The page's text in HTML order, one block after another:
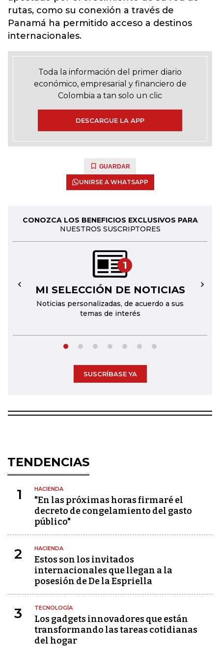
rutas, como su conexión a través de
Panamá ha permitido acceso a destinos
internacionales.
Toda la información del primer diario
económico, empresarial y financiero de
Colombia a tan solo un clic
DESCARGUE LA APP
GUARDAR
UNIRSE A WHATSAPP
CONOZCA LOS BENEFICIOS EXCLUSIVOS PARA
NUESTROS SUSCRIPTORES
1
MI SELECCIÓN DE NOTICIAS
Noticias personalizadas, de acuerdo a sus
temas de interés
← →
SUSCRÍBASE YA
TENDENCIAS
1 HACIENDA
"En las próximas horas firmaré el
decreto de congelamiento del gasto
público"
2 HACIENDA
Estos son los invitados
internacionales que llegan a la
posesión de De la Espriella
3 TECNOLOGÍA
Los gadgets innovadores que están
transformando las tareas cotidianas
del hogar